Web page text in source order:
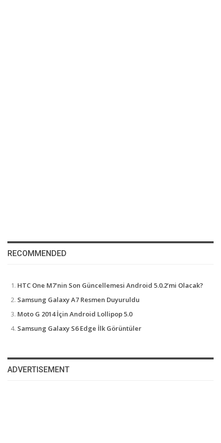
RECOMMENDED
HTC One M7’nin Son Güncellemesi Android 5.0.2’mi Olacak?
Samsung Galaxy A7 Resmen Duyuruldu
Moto G 2014 İçin Android Lollipop 5.0
Samsung Galaxy S6 Edge İlk Görüntüler
ADVERTISEMENT